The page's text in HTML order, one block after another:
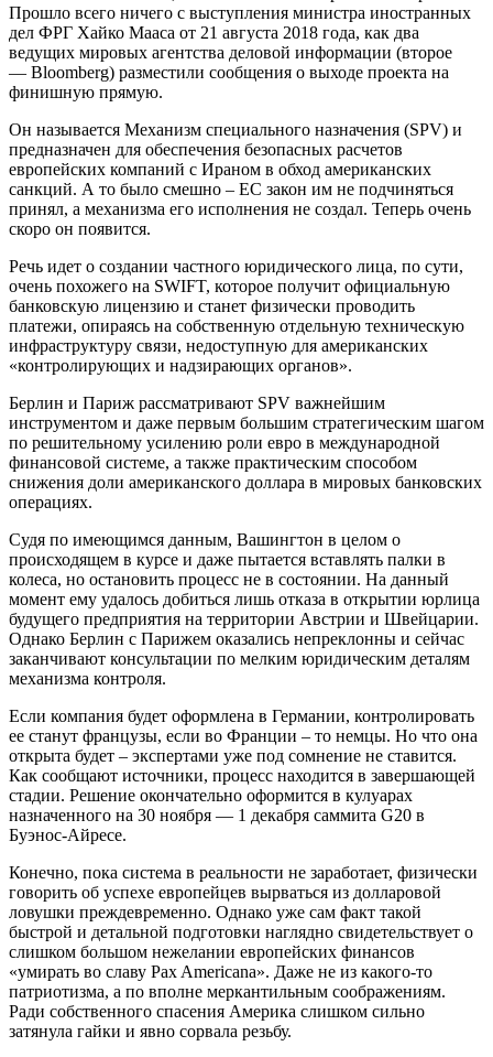
Прошло всего ничего с выступления министра иностранных
дел ФРГ Хайко Мааса от 21 августа 2018 года, как два
ведущих мировых агентства деловой информации (второе
— Bloomberg) разместили сообщения о выходе проекта на
финишную прямую.
Он называется Механизм специального назначения (SPV) и
предназначен для обеспечения безопасных расчетов
европейских компаний с Ираном в обход американских
санкций. А то было смешно – ЕС закон им не подчиняться
принял, а механизма его исполнения не создал. Теперь очень
скоро он появится.
Речь идет о создании частного юридического лица, по сути,
очень похожего на SWIFT, которое получит официальную
банковскую лицензию и станет физически проводить
платежи, опираясь на собственную отдельную техническую
инфраструктуру связи, недоступную для американских
«контролирующих и надзирающих органов».
Берлин и Париж рассматривают SPV важнейшим
инструментом и даже первым большим стратегическим шагом
по решительному усилению роли евро в международной
финансовой системе, а также практическим способом
снижения доли американского доллара в мировых банковских
операциях.
Судя по имеющимся данным, Вашингтон в целом о
происходящем в курсе и даже пытается вставлять палки в
колеса, но остановить процесс не в состоянии. На данный
момент ему удалось добиться лишь отказа в открытии юрлица
будущего предприятия на территории Австрии и Швейцарии.
Однако Берлин с Парижем оказались непреклонны и сейчас
заканчивают консультации по мелким юридическим деталям
механизма контроля.
Если компания будет оформлена в Германии, контролировать
ее станут французы, если во Франции – то немцы. Но что она
открыта будет – экспертами уже под сомнение не ставится.
Как сообщают источники, процесс находится в завершающей
стадии. Решение окончательно оформится в кулуарах
назначенного на 30 ноября — 1 декабря саммита G20 в
Буэнос-Айресе.
Конечно, пока система в реальности не заработает, физически
говорить об успехе европейцев вырваться из долларовой
ловушки преждевременно. Однако уже сам факт такой
быстрой и детальной подготовки наглядно свидетельствует о
слишком большом нежелании европейских финансов
«умирать во славу Pax Americana». Даже не из какого-то
патриотизма, а по вполне меркантильным соображениям.
Ради собственного спасения Америка слишком сильно
затянула гайки и явно сорвала резьбу.